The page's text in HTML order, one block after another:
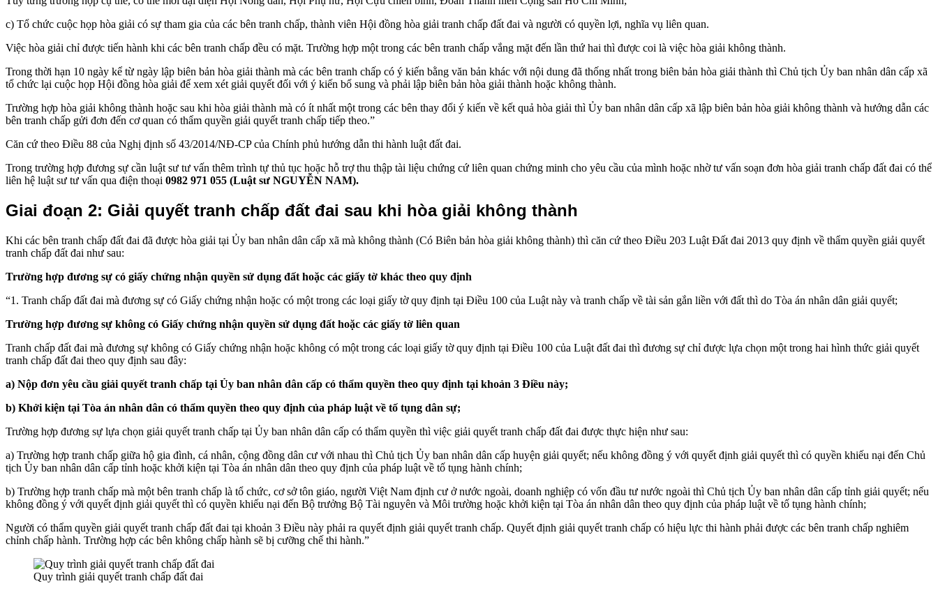
c) Tổ chức cuộc họp hòa giải có sự tham gia của các bên tranh chấp, thành viên Hội đồng hòa giải tranh chấp đất đai và người có quyền lợi, nghĩa vụ liên quan.
Việc hòa giải chỉ được tiến hành khi các bên tranh chấp đều có mặt. Trường hợp một trong các bên tranh chấp vắng mặt đến lần thứ hai thì được coi là việc hòa giải không thành.
Trong thời hạn 10 ngày kể từ ngày lập biên bản hòa giải thành mà các bên tranh chấp có ý kiến bằng văn bản khác với nội dung đã thống nhất trong biên bản hòa giải thành thì Chủ tịch Ủy ban nhân dân cấp xã
tổ chức lại cuộc họp Hội đồng hòa giải để xem xét giải quyết đối với ý kiến bổ sung và phải lập biên bản hòa giải thành hoặc không thành.
Trường hợp hòa giải không thành hoặc sau khi hòa giải thành mà có ít nhất một trong các bên thay đổi ý kiến về kết quả hòa giải thì Ủy ban nhân dân cấp xã lập biên bản hòa giải không thành và hướng dẫn các
bên tranh chấp gửi đơn đến cơ quan có thẩm quyền giải quyết tranh chấp tiếp theo.”
Căn cứ theo Điều 88 của Nghị định số 43/2014/NĐ-CP của Chính phủ hướng dẫn thi hành luật đất đai.
Trong trường hợp đương sự cần luật sư tư vấn thêm trình tự thủ tục hoặc hỗ trợ thu thập tài liệu chứng cứ liên quan chứng minh cho yêu cầu của mình hoặc nhờ tư vấn soạn đơn hòa giải tranh chấp đất đai có thể
liên hệ luật sư tư vấn qua điện thoại 0982 971 055 (Luật sư NGUYỄN NAM).
Giai đoạn 2: Giải quyết tranh chấp đất đai sau khi hòa giải không thành
Khi các bên tranh chấp đất đai đã được hòa giải tại Ủy ban nhân dân cấp xã mà không thành (Có Biên bản hòa giải không thành) thì căn cứ theo Điều 203 Luật Đất đai 2013 quy định về thẩm quyền giải quyết
tranh chấp đất đai như sau:
Trường hợp đương sự có giấy chứng nhận quyền sử dụng đất hoặc các giấy tờ khác theo quy định
“1. Tranh chấp đất đai mà đương sự có Giấy chứng nhận hoặc có một trong các loại giấy tờ quy định tại Điều 100 của Luật này và tranh chấp về tài sản gắn liền với đất thì do Tòa án nhân dân giải quyết;
Trường hợp đương sự không có Giấy chứng nhận quyền sử dụng đất hoặc các giấy tờ liên quan
Tranh chấp đất đai mà đương sự không có Giấy chứng nhận hoặc không có một trong các loại giấy tờ quy định tại Điều 100 của Luật đất đai thì đương sự chỉ được lựa chọn một trong hai hình thức giải quyết
tranh chấp đất đai theo quy định sau đây:
a) Nộp đơn yêu cầu giải quyết tranh chấp tại Ủy ban nhân dân cấp có thẩm quyền theo quy định tại khoản 3 Điều này;
b) Khởi kiện tại Tòa án nhân dân có thẩm quyền theo quy định của pháp luật về tố tụng dân sự;
Trường hợp đương sự lựa chọn giải quyết tranh chấp tại Ủy ban nhân dân cấp có thẩm quyền thì việc giải quyết tranh chấp đất đai được thực hiện như sau:
a) Trường hợp tranh chấp giữa hộ gia đình, cá nhân, cộng đồng dân cư với nhau thì Chủ tịch Ủy ban nhân dân cấp huyện giải quyết; nếu không đồng ý với quyết định giải quyết thì có quyền khiếu nại đến Chủ
tịch Ủy ban nhân dân cấp tỉnh hoặc khởi kiện tại Tòa án nhân dân theo quy định của pháp luật về tố tụng hành chính;
b) Trường hợp tranh chấp mà một bên tranh chấp là tổ chức, cơ sở tôn giáo, người Việt Nam định cư ở nước ngoài, doanh nghiệp có vốn đầu tư nước ngoài thì Chủ tịch Ủy ban nhân dân cấp tỉnh giải quyết; nếu
không đồng ý với quyết định giải quyết thì có quyền khiếu nại đến Bộ trưởng Bộ Tài nguyên và Môi trường hoặc khởi kiện tại Tòa án nhân dân theo quy định của pháp luật về tố tụng hành chính;
Người có thẩm quyền giải quyết tranh chấp đất đai tại khoản 3 Điều này phải ra quyết định giải quyết tranh chấp. Quyết định giải quyết tranh chấp có hiệu lực thi hành phải được các bên tranh chấp nghiêm
chỉnh chấp hành. Trường hợp các bên không chấp hành sẽ bị cưỡng chế thi hành.”
Quy trình giải quyết tranh chấp đất đai